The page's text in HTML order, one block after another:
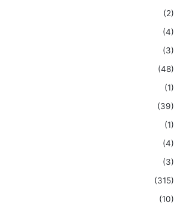
(2)
(4)
(3)
(48)
(1)
(39)
(1)
(4)
(3)
(315)
(10)